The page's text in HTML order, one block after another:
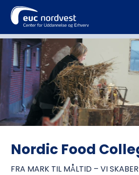
Videoafspiller
Nordic Food
FRA MARK TIL MÅLTID – VI